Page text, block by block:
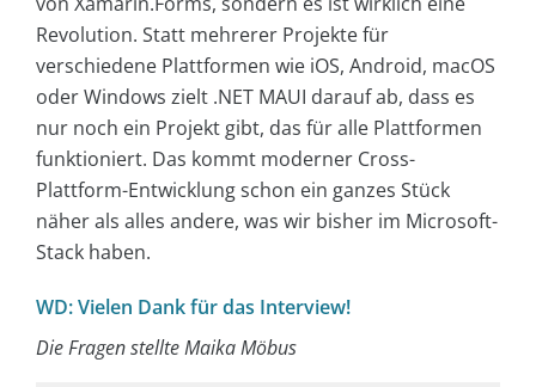
Revolution. Statt mehrerer Projekte für
verschiedene Plattformen wie iOS, Android, macOS
oder Windows zielt .NET MAUI darauf ab, dass es
nur noch ein Projekt gibt, das für alle Plattformen
funktioniert. Das kommt moderner Cross-
Plattform-Entwicklung schon ein ganzes Stück
näher als alles andere, was wir bisher im Microsoft-
Stack haben.
WD: Vielen Dank für das Interview!
Die Fragen stellte Maika Möbus